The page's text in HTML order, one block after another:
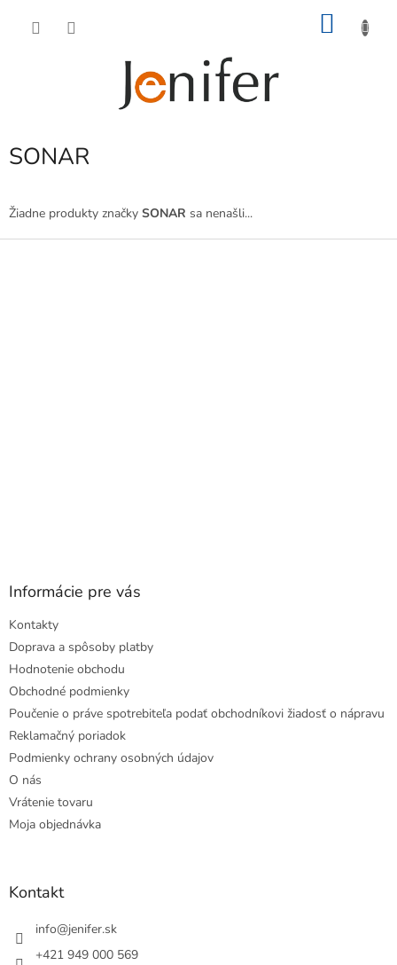
SONAR
Žiadne produkty značky SONAR sa nenašli...
Z
Informácie pre vás
Kontakty
Doprava a spôsoby platby
Hodnotenie obchodu
Obchodné podmienky
Poučenie o práve spotrebiteľa podať obchodníkovi žiadosť o nápravu
Reklamačný poriadok
Podmienky ochrany osobných údajov
O nás
Vrátenie tovaru
Moja objednávka
Kontakt
info@jenifer.sk
+421 949 000 569